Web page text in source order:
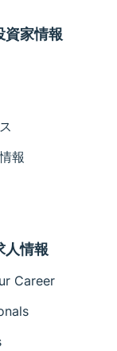
資家情報
報
人情報
Career